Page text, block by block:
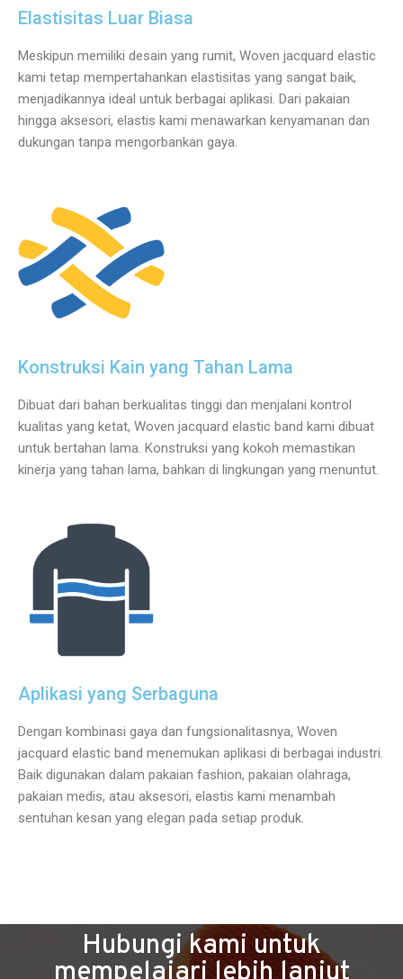
Elastisitas Luar Biasa
Meskipun memiliki desain yang rumit, Woven jacquard elastic
kami tetap mempertahankan elastisitas yang sangat baik,
menjadikannya ideal untuk berbagai aplikasi. Dari pakaian
hingga aksesori, elastis kami menawarkan kenyamanan dan
dukungan tanpa mengorbankan gaya.
Konstruksi Kain yang Tahan Lama
Dibuat dari bahan berkualitas tinggi dan menjalani kontrol
kualitas yang ketat, Woven jacquard elastic band kami dibuat
untuk bertahan lama. Konstruksi yang kokoh memastikan
kinerja yang tahan lama, bahkan di lingkungan yang menuntut.
Aplikasi yang Serbaguna
Dengan kombinasi gaya dan fungsionalitasnya, Woven
jacquard elastic band menemukan aplikasi di berbagai industri.
Baik digunakan dalam pakaian fashion, pakaian olahraga,
pakaian medis, atau aksesori, elastis kami menambah
sentuhan kesan yang elegan pada setiap produk.
Hubungi kami untuk